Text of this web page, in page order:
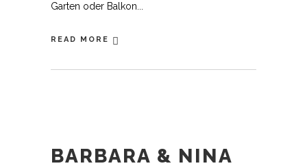
Garten oder Balkon
READ MORE
BARBARA & NINA